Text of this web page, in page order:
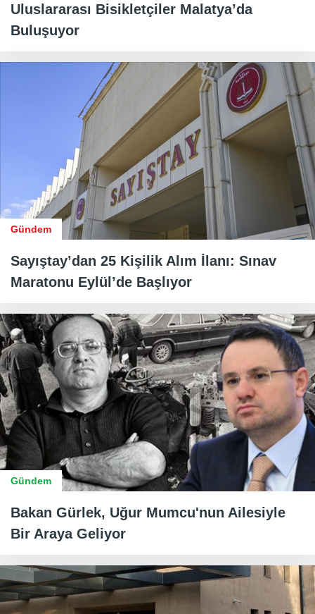
Uluslararası Bisikletçiler Malatya’da
Buluşuyor
Gündem
Sayıştay’dan 25 Kişilik Alım İlanı: Sınav
Maratonu Eylül’de Başlıyor
Gündem
Bakan Gürlek, Uğur Mumcu'nun Ailesiyle
Bir Araya Geliyor